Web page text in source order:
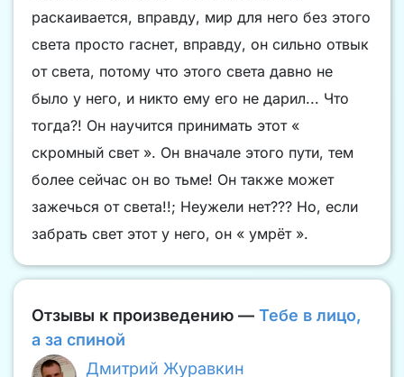
раскаивается, вправду, мир для него без этого
света просто гаснет, вправду, он сильно отвык
от света, потому что этого света давно не
было у него, и никто ему его не дарил... Что
тогда?! Он научится принимать этот «
скромный свет ». Он вначале этого пути, тем
более сейчас он во тьме! Он также может
зажечься от света!!; Неужели нет??? Но, если
забрать свет этот у него, он « умрёт ».
Отзывы к произведению — Тебе в лицо,
а за спиной
Дмитрий Журавкин